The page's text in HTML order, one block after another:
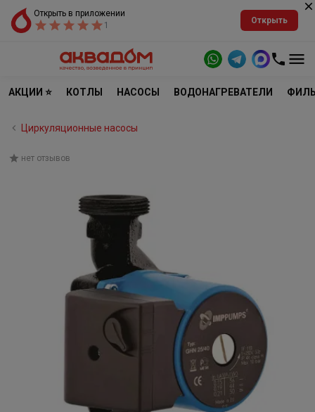
Открыть в приложении
1
Открыть
АКЦИИ ⭐ КОТЛЫ НАСОСЫ ВОДОНАГРЕВАТЕЛИ
Циркуляционные насосы
нет отзывов